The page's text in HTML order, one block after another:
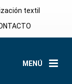
textil
MENÚ